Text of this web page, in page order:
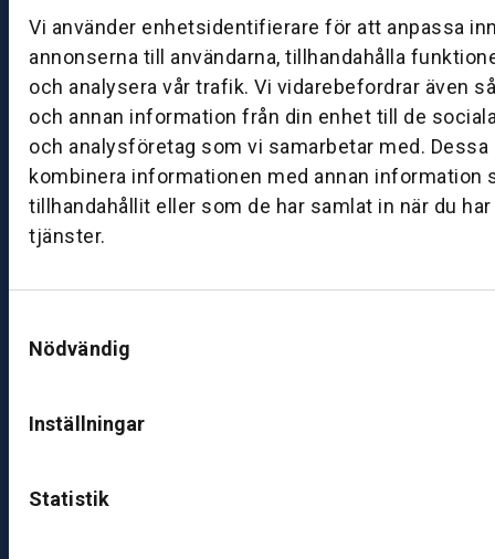
Vi använder enhetsidentifierare för att anpassa
annonserna till användarna, tillhandahålla
och analysera vår trafik. Vi vidarebefordrar även
och annan information från din enhet till de
och analysföretag som vi samarbetar med. Dessa
kombinera informationen med annan information
tillhandahållit eller som de har samlat in när du
tjänster.
Nödvändig
Inställningar
Statistik
J
ö
nk
ö
g.
S
s
m
ti
rn